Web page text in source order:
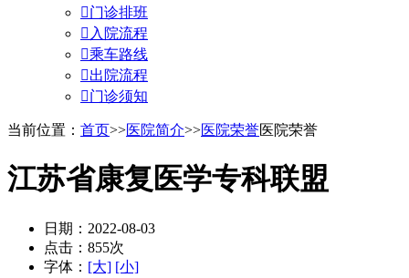
门诊排班
 入院流程
乘车路线
出院流程
门诊须知
当前位置： 首页>>医院简介>>医院荣誉医院荣誉
江苏省康复医学专科联盟
日期：2022-08-03
点击：855次
字体： [大] [小]